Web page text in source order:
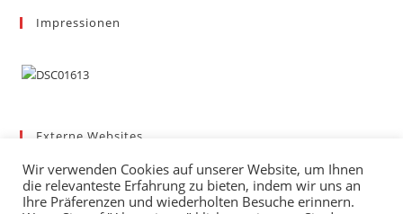
Impressionen
Externe Websites
Gemeinde March
Wetter
Wir verwenden Cookies auf unserer Website, um Ihnen
die relevanteste Erfahrung zu bieten, indem wir uns an
Ihre Präferenzen und wiederholten Besuche erinnern.